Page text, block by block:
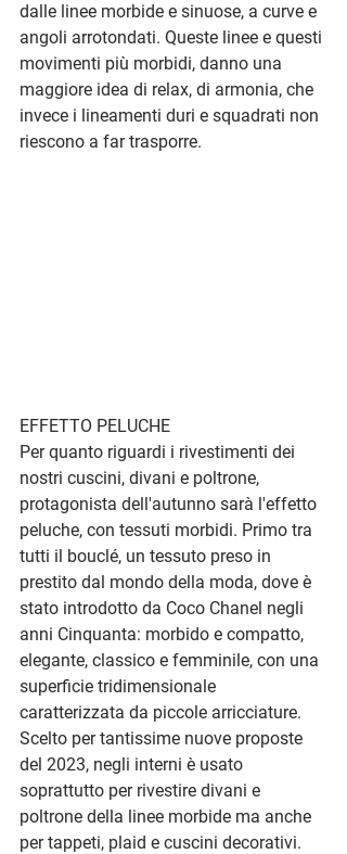
dalle linee morbide e sinuose, a curve e
angoli arrotondati. Queste linee e questi
movimenti più morbidi, danno una
maggiore idea di relax, di armonia, che
invece i lineamenti duri e squadrati non
riescono a far trasporre.
EFFETTO PELUCHE
Per quanto riguardi i rivestimenti dei
nostri cuscini, divani e poltrone,
protagonista dell'autunno sarà l'effetto
peluche, con tessuti morbidi. Primo tra
tutti il bouclé, un tessuto preso in
prestito dal mondo della moda, dove è
stato introdotto da Coco Chanel negli
anni Cinquanta: morbido e compatto,
elegante, classico e femminile, con una
superficie tridimensionale
caratterizzata da piccole arricciature.
Scelto per tantissime nuove proposte
del 2023, negli interni è usato
soprattutto per rivestire divani e
poltrone della linee morbide ma anche
per tappeti, plaid e cuscini decorativi.